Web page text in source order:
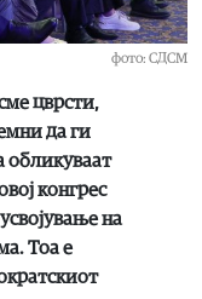
фото: СДСМ
цврсти,
да ги
обликуваат
конгрес
на
Тоа е